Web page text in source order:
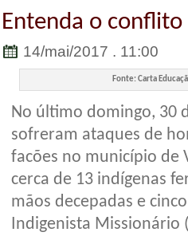
Entenda o
14/mai/2017 . 11:00
Fonte: Carta
No último domingo, 30
sofreram ataques de
facões no município de
cerca de 13 indígenas
mãos decepadas e
Indigenista Missionário